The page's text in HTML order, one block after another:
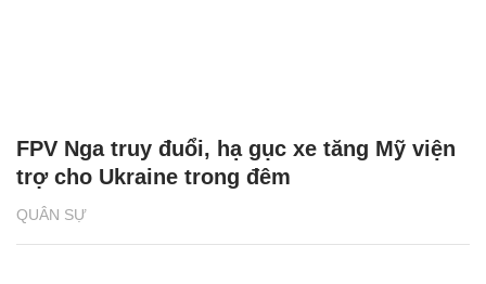
QUÂN SỰ
FPV Nga truy đuổi, hạ gục xe tăng Mỹ viện
trợ cho Ukraine trong đêm